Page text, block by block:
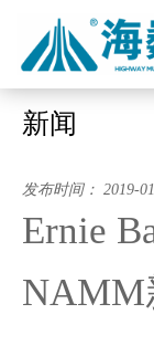
新闻
发布时间： 2019-
Ernie
NAMM